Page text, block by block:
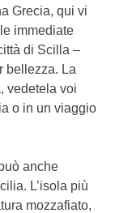
Grecia, qui vi
immediate
di Scilla –
bellezza. La
vedetela voi
o in un viaggio
anche
L’isola più
mozzafiato,